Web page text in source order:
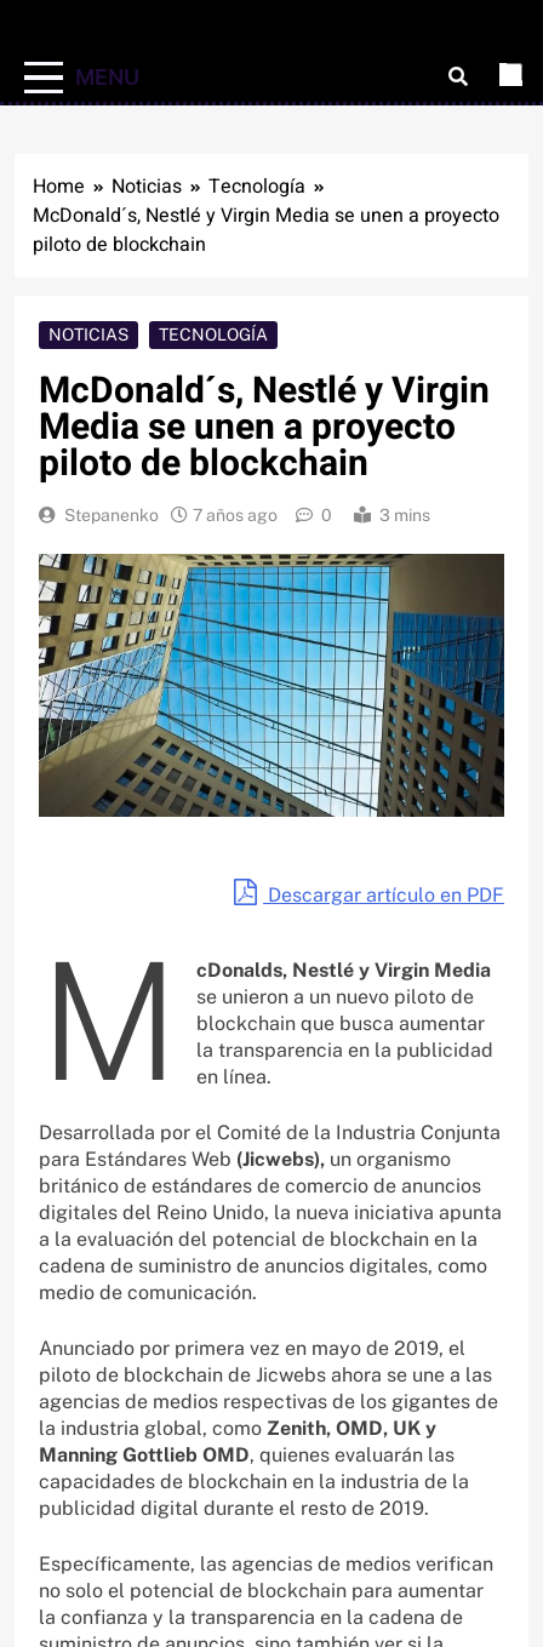
MENU
Home Noticias
Tecnología
McDonald´s, Nestlé y Virgin Media se unen a proyecto
piloto de blockchain
NOTICIAS TECNOLOGÍA
McDonald´s, Nestlé y Virgin
Media se unen a proyecto
piloto de blockchain
Stepanenko 7 años ago 0 3 mins
Descargar artículo en PDF
M
cDonalds, Nestlé y Virgin Media
se unieron a un nuevo piloto de
blockchain que busca aumentar
la transparencia en la publicidad
en línea.
Desarrollada por el Comité de la Industria Conjunta
para Estándares Web (Jicwebs), un organismo
británico de estándares de comercio de anuncios
digitales del Reino Unido, la nueva iniciativa apunta
a la evaluación del potencial de blockchain en la
cadena de suministro de anuncios digitales, como
medio de comunicación.
Anunciado por primera vez en mayo de 2019, el
piloto de blockchain de Jicwebs ahora se une a las
agencias de medios respectivas de los gigantes de
la industria global, como Zenith, OMD, UK y
Manning Gottlieb OMD, quienes evaluarán las
capacidades de blockchain en la industria de la
publicidad digital durante el resto de 2019.
Específicamente, las agencias de medios verifican
no solo el potencial de blockchain para aumentar
la confianza y la transparencia en la cadena de